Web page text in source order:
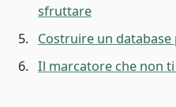
sfruttare
Costruire un
Il marcatore che non